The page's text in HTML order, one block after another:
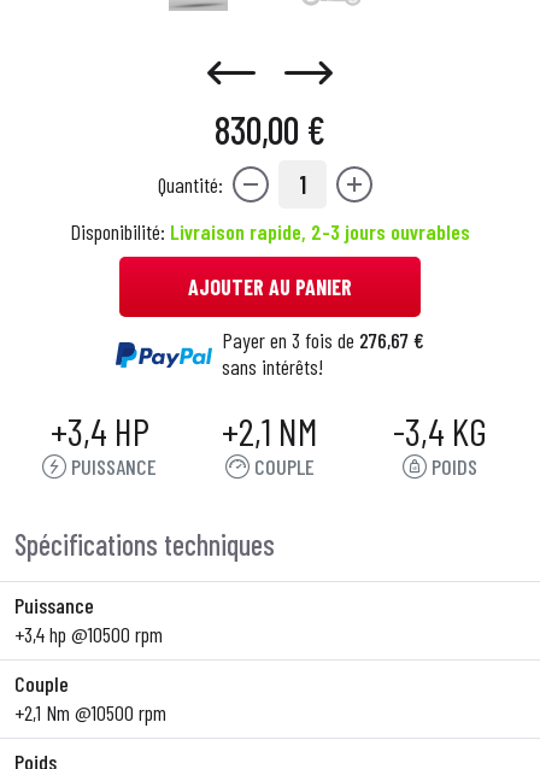
830,00 €
Quantité: 1
Disponibilité: Livraison rapide, 2-3 jours ouvrables
AJOUTER AU PANIER
Payer en 3 fois de 276,67 €
sans intérêts!
+3,4 HP
PUISSANCE
+2,1 NM
COUPLE
-3,4 KG
POIDS
Spécifications techniques
Puissance
+3,4 hp @10500 rpm
Couple
+2,1 Nm @10500 rpm
Poids